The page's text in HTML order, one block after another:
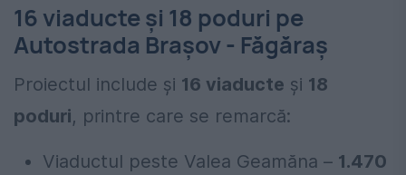
16 viaducte și 18 poduri pe
Autostrada Brașov - Făgăraș
Proiectul include și 16 viaducte și 18
poduri, printre care se remarcă:
Viaductul peste Valea Geamăna – 1.470